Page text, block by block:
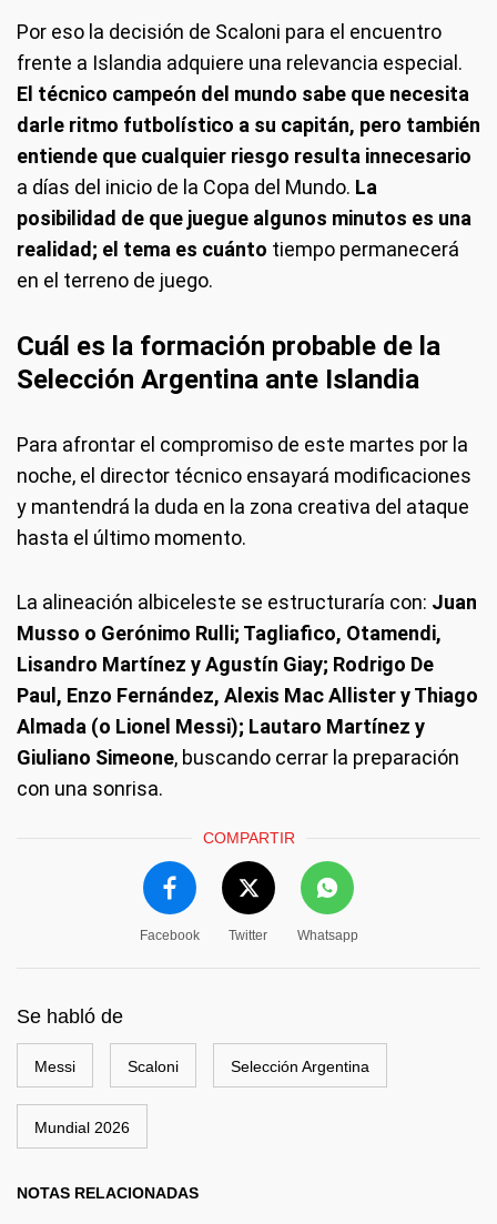
Por eso la decisión de Scaloni para el encuentro
frente a Islandia adquiere una relevancia especial.
El técnico campeón del mundo sabe que necesita
darle ritmo futbolístico a su capitán, pero también
entiende que cualquier riesgo resulta innecesario
a días del inicio de la Copa del Mundo. La
posibilidad de que juegue algunos minutos es una
realidad; el tema es cuánto tiempo permanecerá
en el terreno de juego.
Cuál es la formación probable de la
Selección Argentina ante Islandia
Para afrontar el compromiso de este martes por la
noche, el director técnico ensayará modificaciones
y mantendrá la duda en la zona creativa del ataque
hasta el último momento.
La alineación albiceleste se estructuraría con: Juan
Musso o Gerónimo Rulli; Tagliafico, Otamendi,
Lisandro Martínez y Agustín Giay; Rodrigo De
Paul, Enzo Fernández, Alexis Mac Allister y Thiago
Almada (o Lionel Messi); Lautaro Martínez y
Giuliano Simeone, buscando cerrar la preparación
con una sonrisa.
COMPARTIR
Facebook Twitter Whatsapp
Se habló de
Messi Scaloni Selección Argentina
Mundial 2026
NOTAS RELACIONADAS